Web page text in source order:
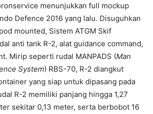
menunjukkan full mockup
Defence 2016 yang lalu. Disuguhkan
mounted, Sistem ATGM Skif
anti tank R-2, alat guidance command,
Mirip seperti rudal MANPADS (Man
System) RBS-70, R-2 diangkut
yang siap untuk dipasang pada
R-2 memiliki panjang hingga 1,27
sekitar 0,13 meter, serta berbobot 16